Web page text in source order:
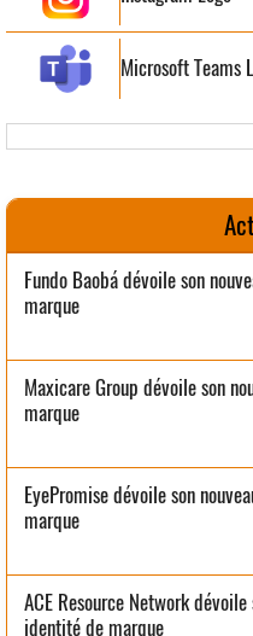
Microsoft Teams
Fundo Baobá dévoile son
marque
Maxicare Group dévoile son
marque
EyePromise dévoile son
marque
ACE Resource Network
identité de marque